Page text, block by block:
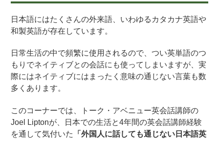
日本語にはたくさんの外来語、いわゆるカタカナ英語や
和製英語が存在しています。
日常生活の中で頻繁に使用されるので、つい英単語のつ
もりでネイティブとの会話にも使ってしまいますが、実
際にはネイティブにはまったく意味の通じない言葉も数
多くあります。
このコーナーでは、トーク・アベニュー英会話講師の
Joel Liptonが、日本での生活と4年間の英会話講師経験
を通して気付いた
「外国人に話しても通じない日本語英